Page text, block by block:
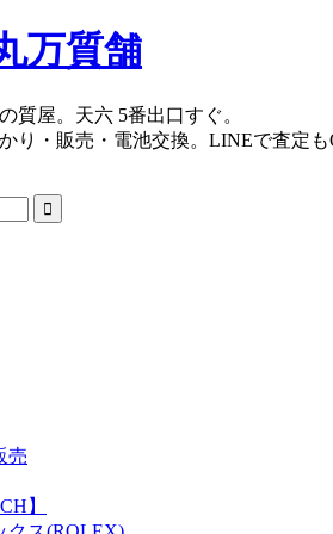
質屋。天六 5番出口すぐ。
り・販売・電池交換。LINEで査定
売
】